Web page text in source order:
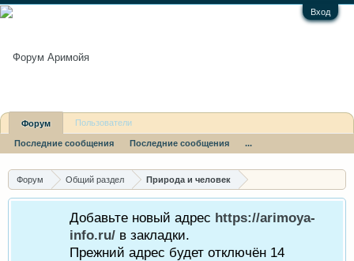
Вход
Форум Общий раздел Природа и человек
Добавьте новый адрес https://arimoya-
info.ru/ в закладки.
Прежний адрес будет отключён 14
Форум
Последние сообщения Последние сообщения ...
Пользователи